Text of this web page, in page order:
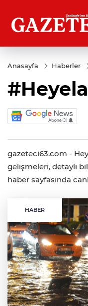
Anasayfa Haberler
gazeteci63.com -
gelişmeleri, detaylı
haber sayfasında
HABER